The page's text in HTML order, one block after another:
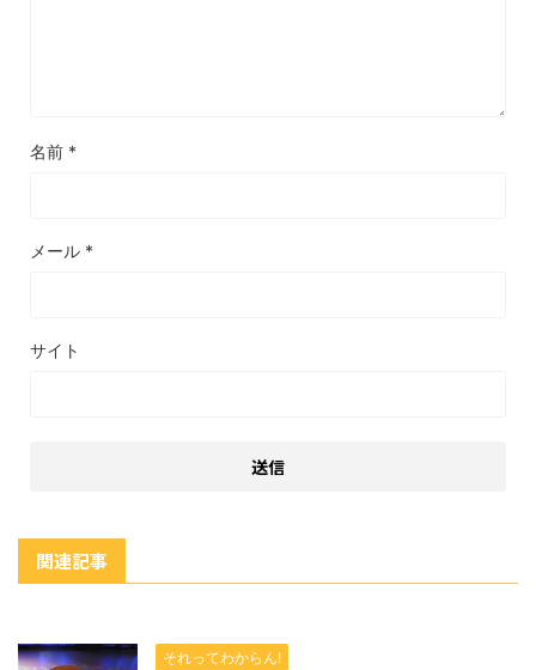
名前 *
メール *
サイト
関連記事
それってわからん!